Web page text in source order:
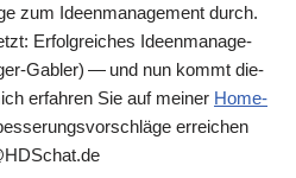
zum Ideen­ma­nage­ment durch.
Erfolg­rei­ches Ideen­ma­nage­
Gab­ler) — und nun kommt die­
erfah­ren Sie auf mei­ner Home­
errei­chen